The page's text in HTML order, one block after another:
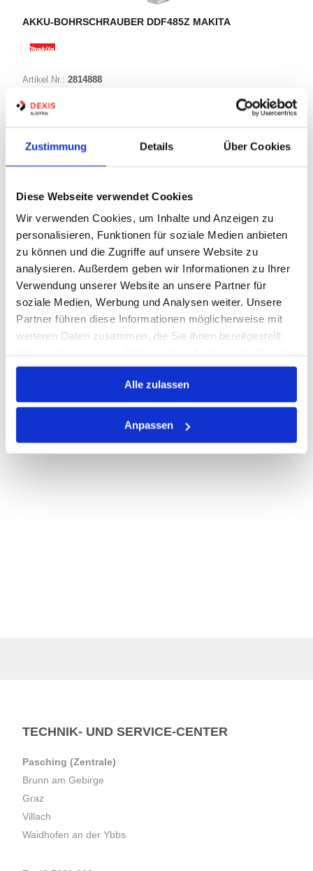
Zustimmung Details Über Cookies
Diese Webseite verwendet Cookies
Wir verwenden Cookies, um Inhalte und Anzeigen zu
personalisieren, Funktionen für soziale Medien anbieten
zu können und die Zugriffe auf unsere Website zu
analysieren. Außerdem geben wir Informationen zu Ihrer
Verwendung unserer Website an unsere Partner für
soziale Medien, Werbung und Analysen weiter. Unsere
Partner führen diese Informationen möglicherweise mit
weiteren Daten zusammen, die Sie ihnen bereitgestellt
gesammelt haben.
Alle zulassen
Anpassen
AKKU-BOHRSCHRAUBER DDF485Z MAKITA
Artikel Nr.: 2814888
EAN:
Marke:
Print
PRODUKTBESCHREIBUNG
TECHNIK- UND SERVICE-CENTER
Pasching (Zentrale)
Brunn am Gebirge
Graz
Villach
Waidhofen an der Ybbs